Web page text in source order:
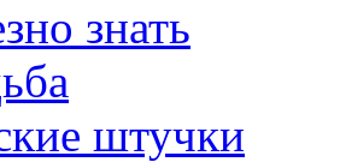
знать
штучки